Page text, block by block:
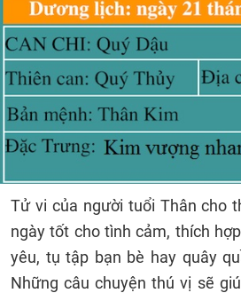
Tử vi của người tuổi Thân cho
ngày tốt cho tình cảm, thích
yêu, tụ tập bạn bè hay quây
Những câu chuyện thú vị sẽ